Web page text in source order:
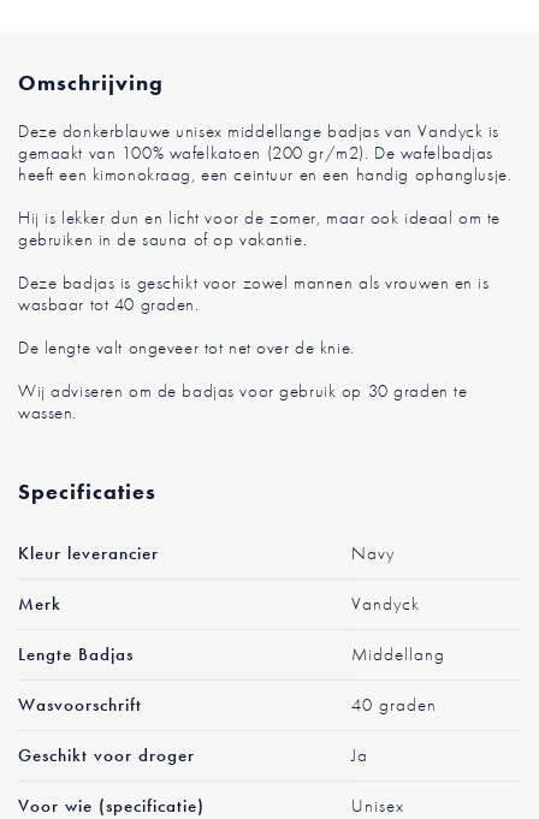
Omschrijving
Deze donkerblauwe unisex middellange badjas van Vandyck is
gemaakt van 100% wafelkatoen (200 gr/m2). De wafelbadjas
heeft een kimonokraag, een ceintuur en een handig ophanglusje.
Hij is lekker dun en licht voor de zomer, maar ook ideaal om te
gebruiken in de sauna of op vakantie.
Deze badjas is geschikt voor zowel mannen als vrouwen en is
wasbaar tot 40 graden.
De lengte valt ongeveer tot net over de knie.
Wij adviseren om de badjas voor gebruik op 30 graden te
wassen.
Specificaties
Meer
informatie
Kleur leverancier Navy
Merk Vandyck
Lengte Badjas Middellang
Wasvoorschrift 40 graden
Geschikt voor droger Ja
Voor wie (specificatie) Unisex